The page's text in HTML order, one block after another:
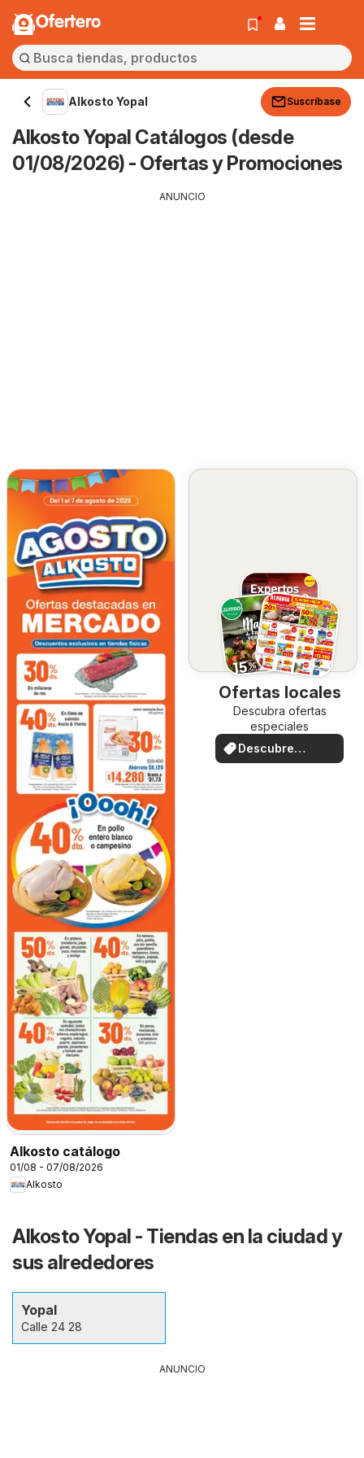
Ofertero
Alkosto Yopal Suscríbase
Alkosto Yopal Catálogos (desde
01/08/2026) - Ofertas y Promociones
ANUNCIO
Alkosto catálogo
01/08 - 07/08/2026
Alkosto
Ofertas locales
Descubra ofertas
especiales
Descubre
ofertas
Alkosto Yopal - Tiendas en la ciudad y
sus alrededores
Yopal
Calle 24 28
ANUNCIO